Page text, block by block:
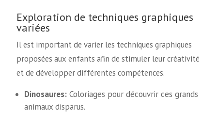
Exploration de techniques graphiques
variées
Il est important de varier les techniques graphiques
proposées aux enfants afin de stimuler leur créativité
et de développer différentes compétences.
Dinosaures: Coloriages pour découvrir ces grands
animaux disparus.